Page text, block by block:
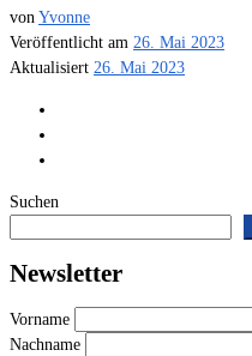
von Yvonne
Veröffentlicht am 26. Mai 2023
Aktualisiert 26. Mai 2023
Suchen
Newsletter
Vorname
Nachname